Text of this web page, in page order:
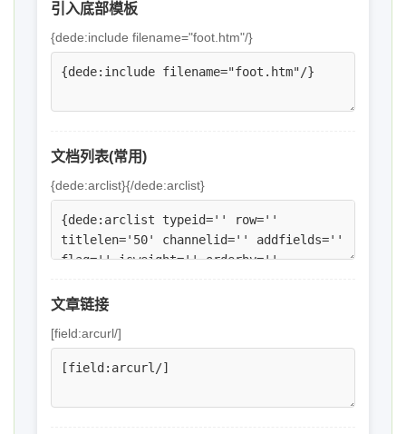
引入底部模板
{dede:include filename="foot.htm"/}
文档列表(常用)
{dede:arclist}{/dede:arclist}
文章链接
[field:arcurl/]